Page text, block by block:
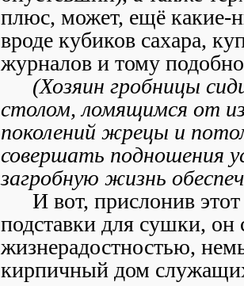
плюс, может, ещё какие-
вроде кубиков сахара,
журналов и тому
(Хозяин гробницы
столом, ломящимся от
поколений жрецы и
совершать подношения
загробную жизнь
И вот, прислонив
подставки для сушки, он
жизнерадостностью,
кирпичный дом